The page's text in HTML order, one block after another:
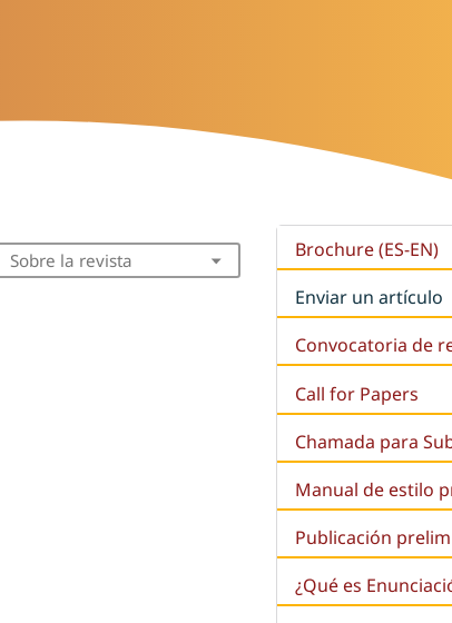
Sobre la revista
Brochure (ES-EN)
Enviar un artículo
Convocatoria de
Call for Papers
Chamada para
Manual de estilo
Publicación
¿Qué es